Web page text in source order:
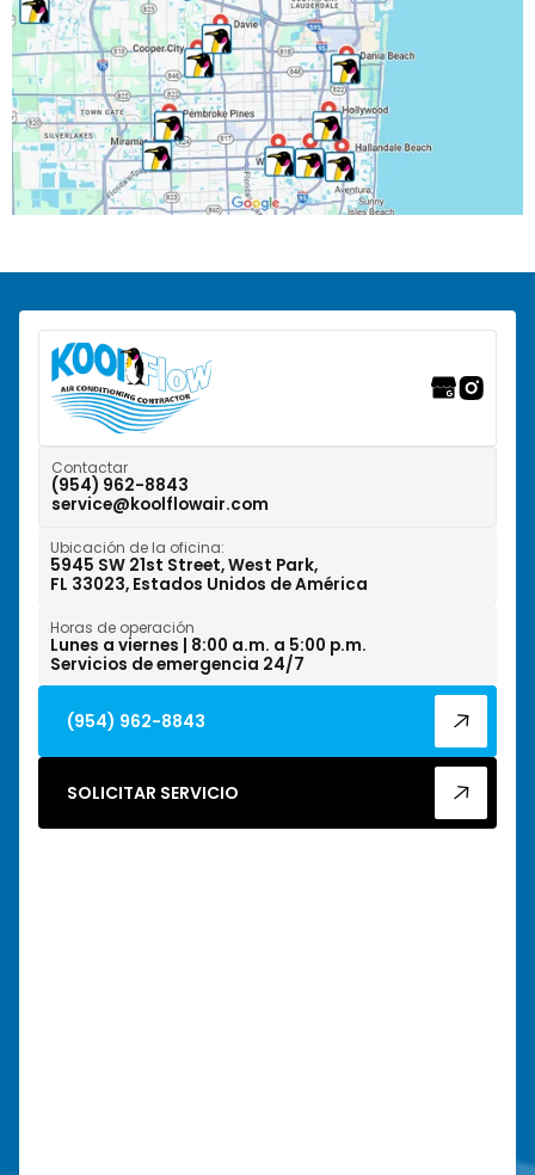
Oakland Park, FL
Parkland, FL
Pembroke Park, FL
Pembroke Pines, FL
Riverwalk Fort Lauderdale, FL
Tamarac, FL
Weston, FL
West Park, FL
Wilton Manors, FL
Contactar
(954) 962-8843
service@koolflowair.com
Ubicación de la oficina:
5945 SW 21st Street, West Park,
FL 33023, Estados Unidos de América
Horas de operación
Lunes a viernes | 8:00 a.m. a 5:00 p.m.
Servicios de emergencia 24/7
(954) 962-8843
SOLICITAR SERVICIO